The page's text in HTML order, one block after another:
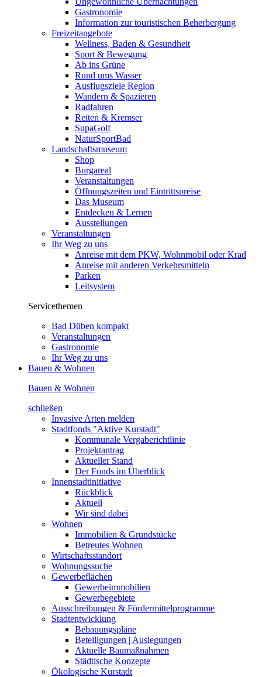
Gastronomie
Information zur touristischen Beherbergung
Freizeitangebote
Wellness, Baden & Gesundheit
Sport & Bewegung
Ab ins Grüne
Rund ums Wasser
Ausflugsziele Region
Wandern & Spazieren
Radfahren
Reiten & Kremser
SupaGolf
NaturSportBad
Landschaftsmuseum
Shop
Burgareal
Veranstaltungen
Öffnungszeiten und Eintrittspreise
Das Museum
Entdecken & Lernen
Ausstellungen
Veranstaltungen
Ihr Weg zu uns
Anreise mit dem PKW, Wohnmobil oder Krad
Anreise mit anderen Verkehrsmitteln
Parken
Leitsystem
Servicethemen
Bad Düben kompakt
Veranstaltungen
Gastronomie
Ihr Weg zu uns
Bauen & Wohnen
Bauen & Wohnen
schließen
Invasive Arten melden
Stadtfonds "Aktive Kurstadt"
Kommunale Vergaberichtlinie
Projektantrag
Aktueller Stand
Der Fonds im Überblick
Innenstadtinitiative
Rückblick
Aktuell
Wir sind dabei
Wohnen
Immobilien & Grundstücke
Betreutes Wohnen
Wirtschaftsstandort
Wohnungssuche
Gewerbeflächen
Gewerbeimmobilien
Gewerbegebiete
Ausschreibungen & Fördermittelprogramme
Stadtentwicklung
Bebauungspläne
Beteiligungen | Auslegungen
Aktuelle Baumaßnahmen
Städtische Konzepte
Ökologische Kurstadt